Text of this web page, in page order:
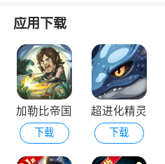
应用下载
加勒比帝国
下载
超进化精灵
2游戏
下载